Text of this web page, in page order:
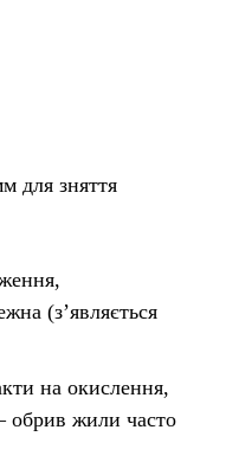
для зняття
(з’являється
на окислення,
обрив жили часто